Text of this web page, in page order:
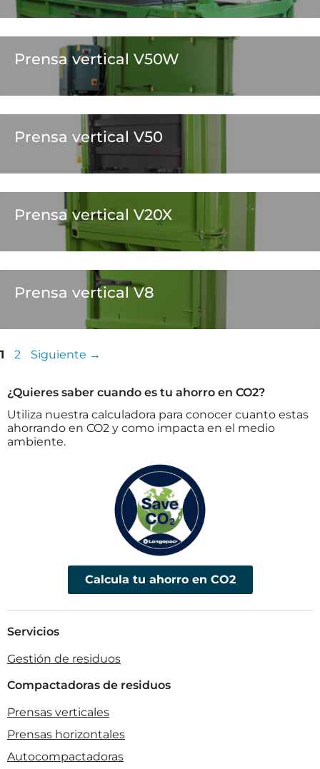
Prensa vertical V50W
Prensa vertical V50
Prensa vertical V20X
Prensa vertical V8
1 2 Siguiente →
¿Quieres saber cuando es tu ahorro en CO2?
Utiliza nuestra calculadora para conocer cuanto estas
ahorrando en CO2 y como impacta en el medio
ambiente.
Calcula tu ahorro en CO2
Servicios
Gestión de residuos
Compactadoras de residuos
Prensas verticales
Prensas horizontales
Autocompactadoras